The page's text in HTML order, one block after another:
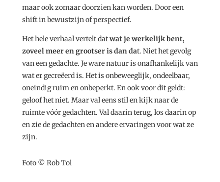
maar ook zomaar doorzien kan worden. Door een
shift in bewustzijn of perspectief.
Het hele verhaal vertelt datwat je werkelijk bent,
zoveel meer en grootser is dan dat. Niet het gevolg
van een gedachte. Je ware natuur is onafhankelijk van
wat er gecreëerd is. Het is onbeweeglijk, ondeelbaar,
oneindig ruim en onbeperkt. En ook voor dit geldt:
geloof het niet. Maar val eens stil en kijk naar de
ruimte vóór gedachten. Val daarin terug, los daarin op
en zie de gedachten en andere ervaringen voor wat ze
zijn.
Foto © Rob Tol